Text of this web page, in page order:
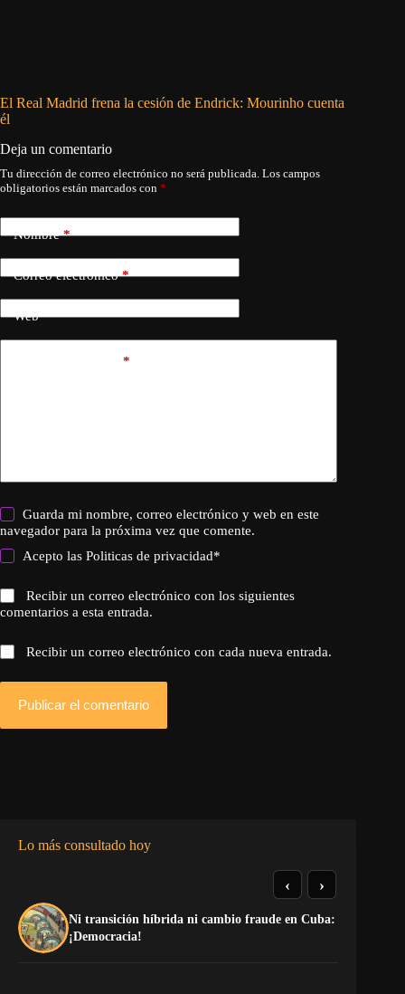
El Real Madrid frena la cesión de Endrick: Mourinho cuenta
él
Deja un comentario
Tu dirección de correo electrónico no será publicada. Los campos
obligatorios están marcados con *
Nombre*
Correo electrónico*
Web
*
Guarda mi nombre, correo electrónico y web en este
navegador para la próxima vez que comente.
Acepto lasPoliticas de privacidad*
Recibir un correo electrónico con los siguientes
comentarios a esta entrada.
Recibir un correo electrónico con cada nueva entrada.
Publicar el comentario
Lo más consultado hoy
Ni transición híbrida ni cambio fraude en Cuba:
¡Democracia!
‹ ›